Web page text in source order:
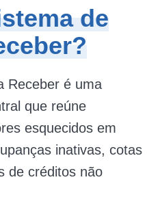
de
Receber é uma
que reúne
esquecidos em
inativas, cotas
de créditos não